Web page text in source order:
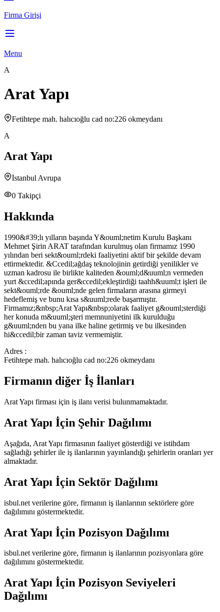
Firma Girişi
Menu
A
Arat Yapı
Fetihtepe mah. halıcıoğlu cad no:226 okmeydanı
A
Arat Yapı
İstanbul Avrupa
0 Takipçi
Hakkında
1990&#39;lı yılların başında Y&ouml;netim Kurulu Başkanı
Mehmet Şirin ARAT tarafından kurulmuş olan firmamız 1990
yılından beri sekt&ouml;rdeki faaliyetini aktif bir şekilde devam
ettirmektedir. &Ccedil;ağdaş teknolojinin getirdiği yenilikler ve
uzman kadrosu ile birlikte kaliteden &ouml;d&uuml;n vermeden
yurt &ccedil;apında ger&ccedil;ekleştirdiği taahh&uuml;t işleri ile
sekt&ouml;rde &ouml;nde gelen firmaların arasına girmeyi
hedeflemiş ve bunu kısa s&uuml;rede başarmıştır.
Firmamız;&nbsp;Arat Yapı&nbsp;olarak faaliyet g&ouml;sterdiği
her konuda m&uuml;şteri memnuniyetini ilk kurulduğu
g&uuml;nden bu yana ilke haline getirmiş ve bu ilkesinden
hi&ccedil;bir zaman taviz vermemiştir.
Adres :
Fetihtepe mah. halıcıoğlu cad no:226 okmeydanı
Firmanın diğer İş İlanları
Arat Yapı firması için iş ilanı verisi bulunmamaktadır.
Arat Yapı İçin Şehir Dağılımı
Aşağıda, Arat Yapı firmasının faaliyet gösterdiği ve istihdam
sağladığı şehirler ile iş ilanlarının yayınlandığı şehirlerin oranları yer
almaktadır.
Arat Yapı İçin Sektör Dağılımı
isbul.net verilerine göre, firmanın iş ilanlarının sektörlere göre
dağılımını göstermektedir.
Arat Yapı İçin Pozisyon Dağılımı
isbul.net verilerine göre, firmanın iş ilanlarının pozisyonlara göre
dağılımını göstermektedir.
Arat Yapı İçin Pozisyon Seviyeleri
Dağılımı